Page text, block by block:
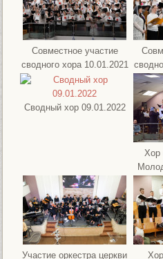
Совместное участие
сводного хора 10.01.2021
Сводный хор 09.01.2022
Хор
Участие оркестра церкви